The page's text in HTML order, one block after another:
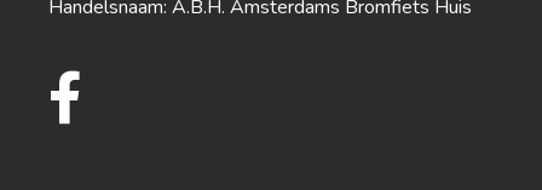
Handelsnaam: A.B.H. Amsterdams Bromfiets Huis